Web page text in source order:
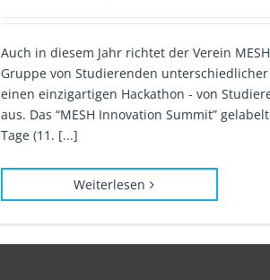
Auch in diesem Jahr richtet der Verein
Gruppe von Studierenden unterschiedlicher
einen einzigartigen Hackathon - von
aus. Das “MESH Innovation Summit”
Tage (11. [...]
Weiterlesen